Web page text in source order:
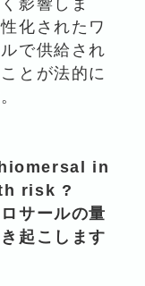
化されたワ
で供給され
とが法的に
in
risk ?
サールの量
起こします